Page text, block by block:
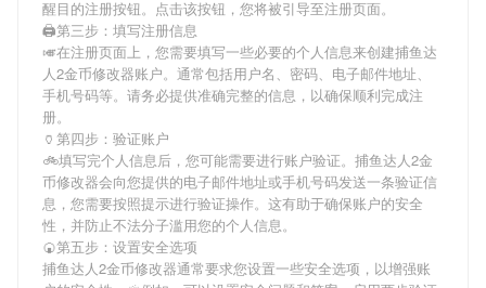
醒目的注册按钮。点击该按钮，您将被引导至注册页面。
🖨第三步：填写注册信息
🎺在注册页面上，您需要填写一些必要的个人信息来创建捕鱼达
人2金币修改器账户。通常包括用户名、密码、电子邮件地址、
手机号码等。请务必提供准确完整的信息，以确保顺利完成注
册。
🏺第四步：验证账户
🚲填写完个人信息后，您可能需要进行账户验证。 捕鱼达人2金
币修改器会向您提供的电子邮件地址或手机号码发送一条验证信
息，您需要按照提示进行验证操作。这有助于确保账户的安全
性，并防止不法分子滥用您的个人信息。
🍘第五步：设置安全选项
捕鱼达人2金币修改器通常要求您设置一些安全选项，以增强账